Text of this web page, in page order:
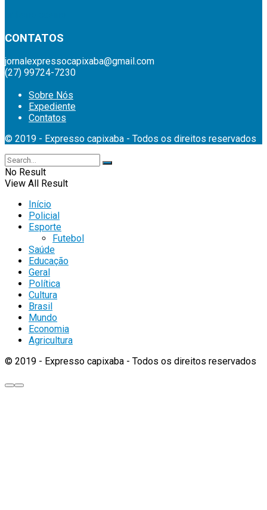
CONTATOS
jornalexpressocapixaba@gmail.com
(27) 99724-7230
Sobre Nós
Expediente
Contatos
© 2019 - Expresso capixaba - Todos os direitos reservados
No Result
View All Result
Início
Policial
Esporte
Futebol
Saúde
Educação
Geral
Política
Cultura
Brasil
Mundo
Economia
Agricultura
© 2019 - Expresso capixaba - Todos os direitos reservados